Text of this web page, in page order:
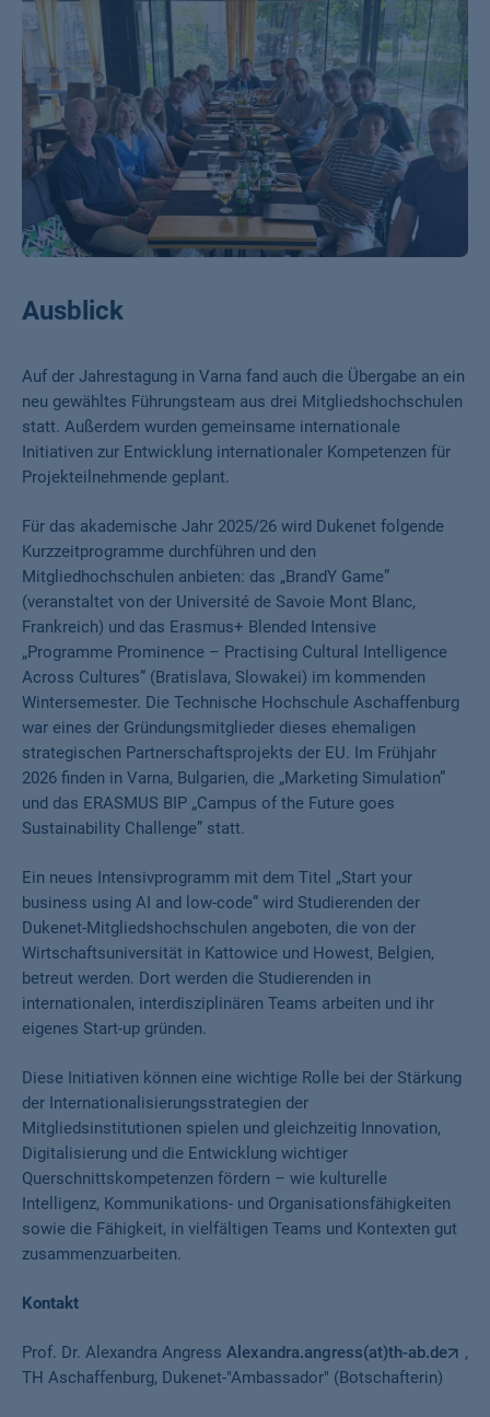
Ausblick
Auf der Jahrestagung in Varna fand auch die Übergabe an ein
neu gewähltes Führungsteam aus drei Mitgliedshochschulen
statt. Außerdem wurden gemeinsame internationale
Initiativen zur Entwicklung internationaler Kompetenzen für
Projekteilnehmende geplant.
Für das akademische Jahr 2025/26 wird Dukenet folgende
Kurzzeitprogramme durchführen und den
Mitgliedhochschulen anbieten: das „BrandY Game”
(veranstaltet von der Université de Savoie Mont Blanc,
Frankreich) und das Erasmus+ Blended Intensive
„Programme Prominence – Practising Cultural Intelligence
Across Cultures” (Bratislava, Slowakei) im kommenden
Wintersemester. Die Technische Hochschule Aschaffenburg
war eines der Gründungsmitglieder dieses ehemaligen
strategischen Partnerschaftsprojekts der EU. Im Frühjahr
2026 finden in Varna, Bulgarien, die „Marketing Simulation”
und das ERASMUS BIP „Campus of the Future goes
Sustainability Challenge” statt.
Ein neues Intensivprogramm mit dem Titel „Start your
business using AI and low-code” wird Studierenden der
Dukenet-Mitgliedshochschulen angeboten, die von der
Wirtschaftsuniversität in Kattowice und Howest, Belgien,
betreut werden. Dort werden die Studierenden in
internationalen, interdisziplinären Teams arbeiten und ihr
eigenes Start-up gründen.
Diese Initiativen können eine wichtige Rolle bei der Stärkung
der Internationalisierungsstrategien der
Mitgliedsinstitutionen spielen und gleichzeitig Innovation,
Digitalisierung und die Entwicklung wichtiger
Querschnittskompetenzen fördern – wie kulturelle
Intelligenz, Kommunikations- und Organisationsfähigkeiten
sowie die Fähigkeit, in vielfältigen Teams und Kontexten gut
zusammenzuarbeiten.
Kontakt
Prof. Dr. Alexandra Angress Alexandra.angress(at)th-ab.de
,
TH Aschaffenburg, Dukenet-"Ambassador" (Botschafterin)